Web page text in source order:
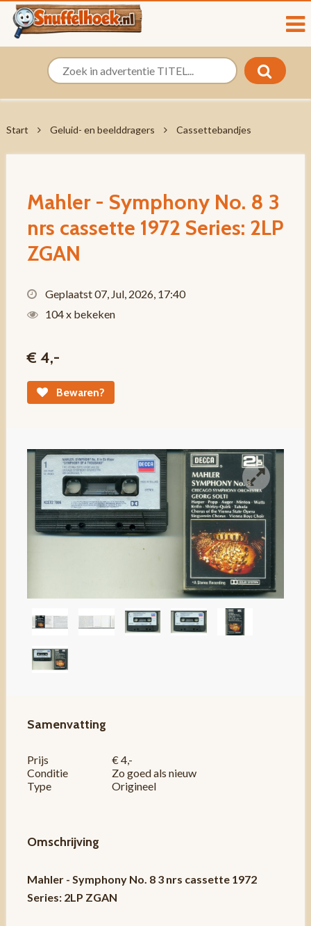
Start Geluid- en beelddragers Cassettebandjes
Mahler - Symphony No. 8 3
nrs cassette 1972 Series: 2LP
ZGAN
Geplaatst 07, Jul, 2026, 17:40
104 x bekeken
€ 4,-
Bewaren?
Samenvatting
Prijs
€ 4,-
Conditie
Zo goed als nieuw
Type
Origineel
Omschrijving
Mahler - Symphony No. 8 3 nrs cassette 1972
Series: 2LP ZGAN